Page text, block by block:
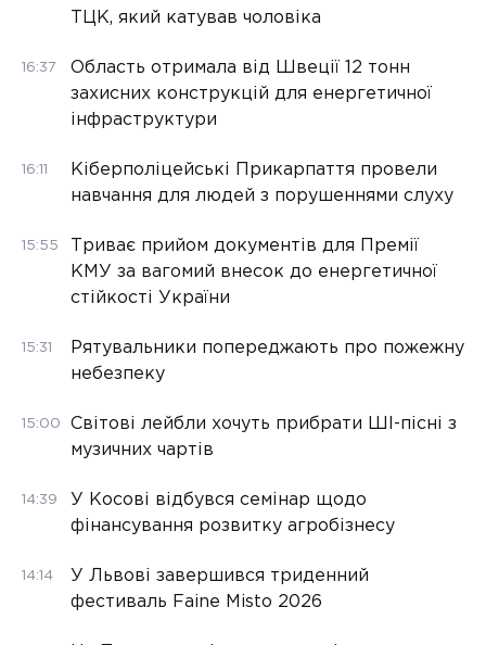
ТЦК, який катував чоловіка
16:37
Область отримала від Швеції 12 тонн
захисних конструкцій для енергетичної
інфраструктури
16:11
Кіберполіцейські Прикарпаття провели
навчання для людей з порушеннями слуху
15:55
Триває прийом документів для Премії
КМУ за вагомий внесок до енергетичної
стійкості України
15:31
Рятувальники попереджають про пожежну
небезпеку
15:00
Світові лейбли хочуть прибрати ШІ-пісні з
музичних чартів
14:39
У Косові відбувся семінар щодо
фінансування розвитку агробізнесу
14:14
У Львові завершився триденний
фестиваль Faine Misto 2026